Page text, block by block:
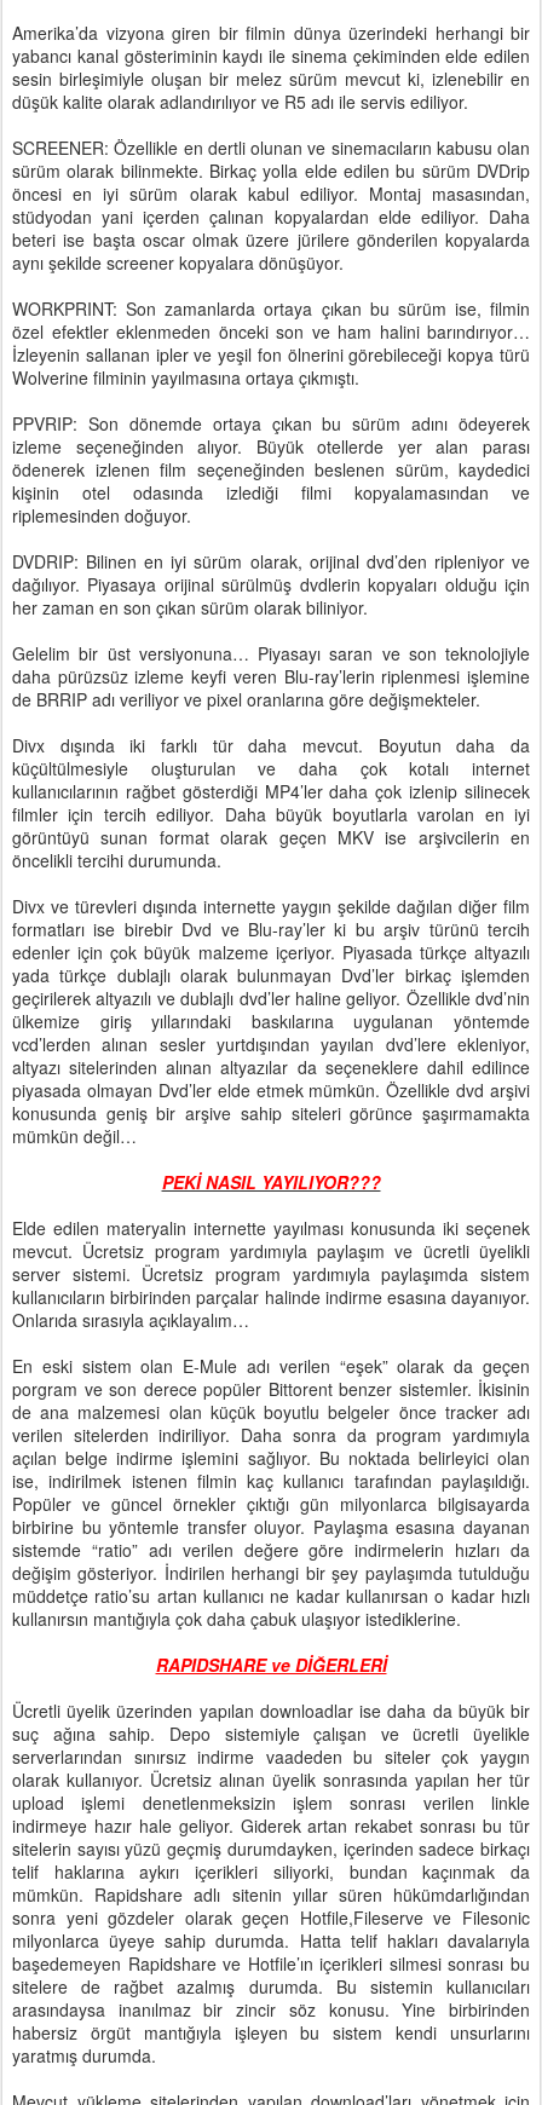
Amerika’da vizyona giren bir filmin dünya üzerindeki herhangi bir
yabancı kanal gösteriminin kaydı ile sinema çekiminden elde edilen
sesin birleşimiyle oluşan bir melez sürüm mevcut ki, izlenebilir en
düşük kalite olarak adlandırılıyor ve R5 adı ile servis ediliyor.
SCREENER: Özellikle en dertli olunan ve sinemacıların kabusu olan
sürüm olarak bilinmekte. Birkaç yolla elde edilen bu sürüm DVDrip
öncesi en iyi sürüm olarak kabul ediliyor. Montaj masasından,
stüdyodan yani içerden çalınan kopyalardan elde ediliyor. Daha
beteri ise başta oscar olmak üzere jürilere gönderilen kopyalarda
aynı şekilde screener kopyalara dönüşüyor.
WORKPRINT: Son zamanlarda ortaya çıkan bu sürüm ise, filmin
özel efektler eklenmeden önceki son ve ham halini barındırıyor…
İzleyenin sallanan ipler ve yeşil fon ölnerini görebileceği kopya türü
Wolverine filminin yayılmasına ortaya çıkmıştı.
PPVRIP: Son dönemde ortaya çıkan bu sürüm adını ödeyerek
izleme seçeneğinden alıyor. Büyük otellerde yer alan parası
ödenerek izlenen film seçeneğinden beslenen sürüm, kaydedici
kişinin otel odasında izlediği filmi kopyalamasından ve
riplemesinden doğuyor.
DVDRIP: Bilinen en iyi sürüm olarak, orijinal dvd’den ripleniyor ve
dağılıyor. Piyasaya orijinal sürülmüş dvdlerin kopyaları olduğu için
her zaman en son çıkan sürüm olarak biliniyor.
Gelelim bir üst versiyonuna… Piyasayı saran ve son teknolojiyle
daha pürüzsüz izleme keyfi veren Blu-ray’lerin riplenmesi işlemine
de BRRIP adı veriliyor ve pixel oranlarına göre değişmekteler.
Divx dışında iki farklı tür daha mevcut. Boyutun daha da
küçültülmesiyle oluşturulan ve daha çok kotalı internet
kullanıcılarının rağbet gösterdiği MP4’ler daha çok izlenip silinecek
filmler için tercih ediliyor. Daha büyük boyutlarla varolan en iyi
görüntüyü sunan format olarak geçen MKV ise arşivcilerin en
öncelikli tercihi durumunda.
Divx ve türevleri dışında internette yaygın şekilde dağılan diğer film
formatları ise birebir Dvd ve Blu-ray’ler ki bu arşiv türünü tercih
edenler için çok büyük malzeme içeriyor. Piyasada türkçe altyazılı
yada türkçe dublajlı olarak bulunmayan Dvd’ler birkaç işlemden
geçirilerek altyazılı ve dublajlı dvd’ler haline geliyor. Özellikle dvd’nin
ülkemize giriş yıllarındaki baskılarına uygulanan yöntemde
vcd’lerden alınan sesler yurtdışından yayılan dvd’lere ekleniyor,
altyazı sitelerinden alınan altyazılar da seçeneklere dahil edilince
piyasada olmayan Dvd’ler elde etmek mümkün. Özellikle dvd arşivi
konusunda geniş bir arşive sahip siteleri görünce şaşırmamakta
mümkün değil…
PEKİ NASIL YAYILIYOR???
Elde edilen materyalin internette yayılması konusunda iki seçenek
mevcut. Ücretsiz program yardımıyla paylaşım ve ücretli üyelikli
server sistemi. Ücretsiz program yardımıyla paylaşımda sistem
kullanıcıların birbirinden parçalar halinde indirme esasına dayanıyor.
Onlarıda sırasıyla açıklayalım…
En eski sistem olan E-Mule adı verilen “eşek” olarak da geçen
porgram ve son derece popüler Bittorent benzer sistemler. İkisinin
de ana malzemesi olan küçük boyutlu belgeler önce tracker adı
verilen sitelerden indiriliyor. Daha sonra da program yardımıyla
açılan belge indirme işlemini sağlıyor. Bu noktada belirleyici olan
ise, indirilmek istenen filmin kaç kullanıcı tarafından paylaşıldığı.
Popüler ve güncel örnekler çıktığı gün milyonlarca bilgisayarda
birbirine bu yöntemle transfer oluyor. Paylaşma esasına dayanan
sistemde “ratio” adı verilen değere göre indirmelerin hızları da
değişim gösteriyor. İndirilen herhangi bir şey paylaşımda tutulduğu
müddetçe ratio’su artan kullanıcı ne kadar kullanırsan o kadar hızlı
kullanırsın mantığıyla çok daha çabuk ulaşıyor istediklerine.
RAPIDSHARE ve DİĞERLERİ
Ücretli üyelik üzerinden yapılan downloadlar ise daha da büyük bir
suç ağına sahip. Depo sistemiyle çalışan ve ücretli üyelikle
serverlarından sınırsız indirme vaadeden bu siteler çok yaygın
olarak kullanıyor. Ücretsiz alınan üyelik sonrasında yapılan her tür
upload işlemi denetlenmeksizin işlem sonrası verilen linkle
indirmeye hazır hale geliyor. Giderek artan rekabet sonrası bu tür
sitelerin sayısı yüzü geçmiş durumdayken, içerinden sadece birkaçı
telif haklarına aykırı içerikleri siliyorki, bundan kaçınmak da
mümkün. Rapidshare adlı sitenin yıllar süren hükümdarlığından
sonra yeni gözdeler olarak geçen Hotfile,Fileserve ve Filesonic
milyonlarca üyeye sahip durumda. Hatta telif hakları davalarıyla
başedemeyen Rapidshare ve Hotfile’ın içerikleri silmesi sonrası bu
sitelere de rağbet azalmış durumda. Bu sistemin kullanıcıları
arasındaysa inanılmaz bir zincir söz konusu. Yine birbirinden
habersiz örgüt mantığıyla işleyen bu sistem kendi unsurlarını
yaratmış durumda.